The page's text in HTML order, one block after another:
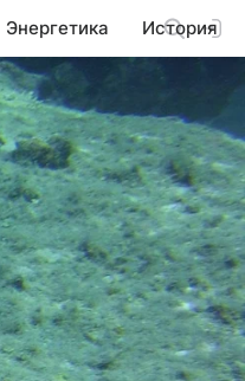
Энергетика История